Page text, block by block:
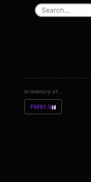
In memory of...
FM91.5